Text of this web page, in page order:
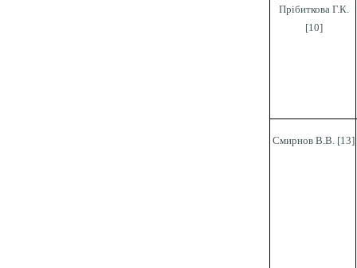
Прібиткова Г.К.
[10]
Смирнов В.В. [13]